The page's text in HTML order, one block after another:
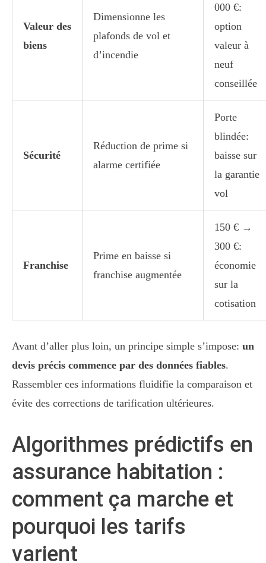
Valeur des
biens
Dimensionne les
plafonds de vol et
d’incendie
000 €:
option
valeur à
neuf
conseillée
Sécurité
Réduction de prime si
alarme certifiée
Porte
blindée:
baisse sur
la garantie
vol
Franchise
Prime en baisse si
franchise augmentée
150 € →
300 €:
économie
sur la
cotisation
Avant d’aller plus loin, un principe simple s’impose: un
devis précis commence par des données fiables.
Rassembler ces informations fluidifie la comparaison et
évite des corrections de tarification ultérieures.
Algorithmes prédictifs en
assurance habitation :
comment ça marche et
pourquoi les tarifs
varient